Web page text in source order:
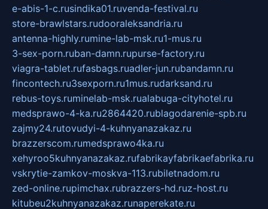
e-abis-1-c.rusindika01.ruvenda-festival.ru
store-brawlstars.rudooraleksandria.ru
antenna-highly.rumine-lab-msk.ru1-mus.ru
3-sex-porn.ruban-damn.rupurse-factory.ru
viagra-tablet.rufasbags.ruadler-jun.rubandamn.ru
fincontech.ru3sexporn.ru1mus.rudarksand.ru
rebus-toys.ruminelab-msk.rualabuga-cityhotel.ru
medsprawo-4-ka.ru2864420.rublagodarenie-spb.ru
zajmy24.rutovudyi-4-kuhnyanazakaz.ru
brazzerscom.rumedsprawo4ka.ru
xehyroo5kuhnyanazakaz.rufabrikayfabrikaefabrika.ru
vskrytie-zamkov-moskva-113.rubiletnadom.ru
zed-online.rupimchax.rubrazzers-hd.ruz-host.ru
kitubeu2kuhnyanazakaz.runaperekate.ru